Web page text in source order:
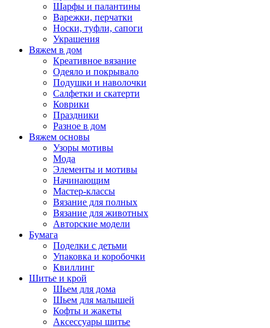
Шарфы и палантины
Варежки, перчатки
Носки, туфли, сапоги
Украшения
Вяжем в дом
Креативное вязание
Одеяло и покрывало
Подушки и наволочки
Салфетки и скатерти
Коврики
Праздники
Разное в дом
Вяжем основы
Узоры мотивы
Мода
Элементы и мотивы
Начинающим
Мастер-классы
Вязание для полных
Вязание для животных
Авторские модели
Бумага
Поделки с детьми
Упаковка и коробочки
Квиллинг
Шитье и крой
Шьем для дома
Шьем для малышей
Кофты и жакеты
Аксессуары шитье